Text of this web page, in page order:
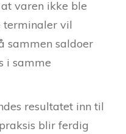
varen ikke ble
terminaler vil
sammen saldoer
i samme
resultatet inn til
blir ferdig